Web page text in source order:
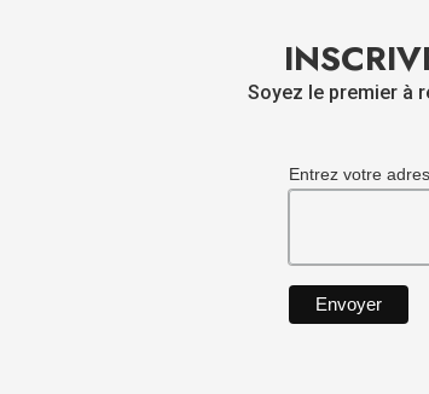
Soyez le premier à
Entrez votre